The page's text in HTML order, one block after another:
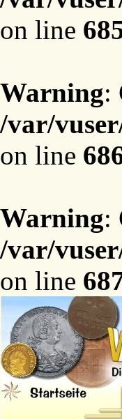
on line
Warning:
/var/
on line
Warning:
/var/
on line